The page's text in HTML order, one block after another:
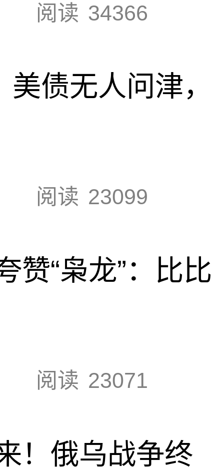
阅读 34366
债无人问津，
阅读 23099
赞“枭龙”：比比
阅读 23071
！俄乌战争终